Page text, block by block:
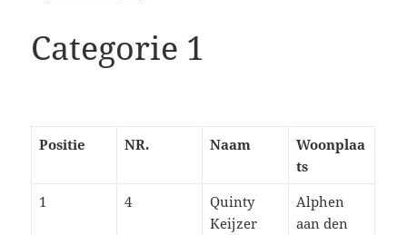
Categorie 1
Positie NR. Naam
Woonplaa
ts
1
4
Quinty
Keijzer
Alphen
aan den